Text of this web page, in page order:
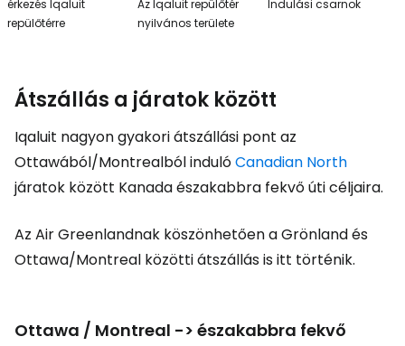
érkezés Iqaluit
repülőtérre
Az Iqaluit repülőtér
nyilvános területe
Indulási csarnok
Átszállás a járatok között
Iqaluit nagyon gyakori átszállási pont az
Ottawából/Montrealból indulóCanadian North
járatok között Kanada északabbra fekvő úti céljaira.
Az Air Greenlandnak köszönhetően a Grönland és
Ottawa/Montreal közötti átszállás is itt történik.
Ottawa / Montreal -> északabbra fekvő